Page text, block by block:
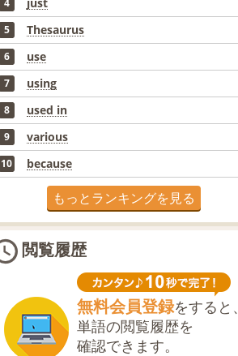
5 Thesaurus
6 use
7 using
8 used in
9 various
10 because
もっとランキングを見る
閲覧履歴
無料会員登録をすると、
単語の閲覧履歴を
確認できます。